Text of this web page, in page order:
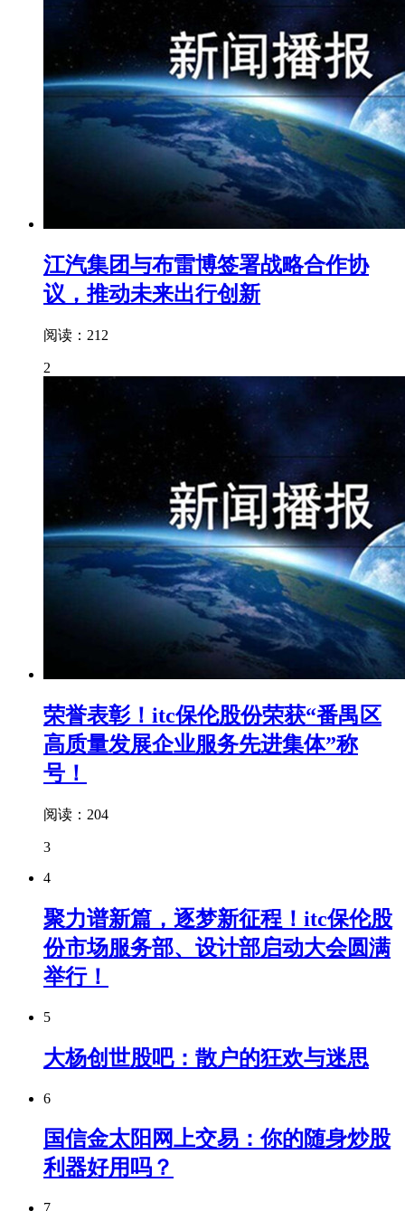
江汽集团与布雷博签署战略合作协
议，推动未来出行创新
阅读：212
2
荣誉表彰！itc保伦股份荣获“番禺区
高质量发展企业服务先进集体”称
号！
阅读：204
3
4
聚力谱新篇，逐梦新征程！itc保伦股
份市场服务部、设计部启动大会圆满
举行！
5
大杨创世股吧：散户的狂欢与迷思
6
国信金太阳网上交易：你的随身炒股
利器好用吗？